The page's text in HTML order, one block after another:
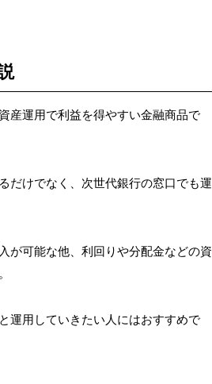
産運用で利益を得やすい金融商品で
だけでなく、次世代銀行の窓口でも運
が可能な他、利回りや分配金などの資
運用していきたい人にはおすすめで